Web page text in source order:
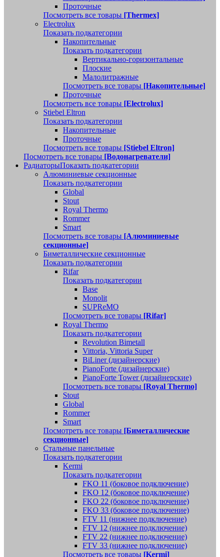
Проточные
Посмотреть все товары [Thermex]
Electrolux
Показать подкатегории
Накопительные
Показать подкатегории
Вертикально-горизонтальные
Плоские
Малолитражные
Посмотреть все товары [Накопительные]
Проточные
Посмотреть все товары [Electrolux]
Stiebel Eltron
Показать подкатегории
Накопительные
Проточные
Посмотреть все товары [Stiebel Eltron]
Посмотреть все товары [Водонагреватели]
РадиаторыПоказать подкатегории
Алюминиевые секционные
Показать подкатегории
Global
Stout
Royal Thermo
Rommer
Smart
Посмотреть все товары [Алюминиевые
секционные]
Биметаллические секционные
Показать подкатегории
Rifar
Показать подкатегории
Base
Monolit
SUPReMO
Посмотреть все товары [Rifar]
Royal Thermo
Показать подкатегории
Revolution Bimetall
Vittoria, Vittoria Super
BiLiner (дизайнерские)
PianoForte (дизайнерские)
PianoForte Tower (дизайнерские)
Посмотреть все товары [Royal Thermo]
Stout
Global
Rommer
Smart
Посмотреть все товары [Биметаллические
секционные]
Стальные панельные
Показать подкатегории
Kermi
Показать подкатегории
FKO 11 (боковое подключение)
FKO 12 (боковое подключение)
FKO 22 (боковое подключение)
FKO 33 (боковое подключение)
FTV 11 (нижнее подключение)
FTV 12 (нижнее подключение)
FTV 22 (нижнее подключение)
FTV 33 (нижнее подключение)
Посмотреть все товары [Kermi]